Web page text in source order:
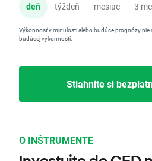
deň týždeň mesiac 3
Výkonnosť v minulosti alebo budúce prognózy
budúcej výkonnosti.
Stiahnite si
O INŠTRUMENTE